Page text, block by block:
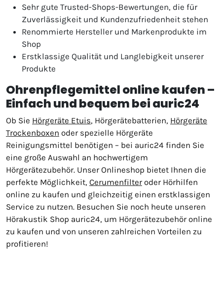
Sehr gute Trusted-Shops-Bewertungen, die für
Zuverlässigkeit und Kundenzufriedenheit stehen
Renommierte Hersteller und Markenprodukte im
Shop
Erstklassige Qualität und Langlebigkeit unserer
Produkte
Ohrenpflegemittel online kaufen –
Einfach und bequem bei auric24
Ob Sie Hörgeräte Etuis, Hörgerätebatterien, Hörgeräte
Trockenboxen oder spezielle Hörgeräte
Reinigungsmittel benötigen – bei auric24 finden Sie
eine große Auswahl an hochwertigem
Hörgerätezubehör. Unser Onlineshop bietet Ihnen die
perfekte Möglichkeit, Cerumenfilteroder Hörhilfen
online zu kaufen und gleichzeitig einen erstklassigen
Service zu nutzen. Besuchen Sie noch heute unseren
Hörakustik Shop auric24, um Hörgerätezubehör online
zu kaufen und von unseren zahlreichen Vorteilen zu
profitieren!